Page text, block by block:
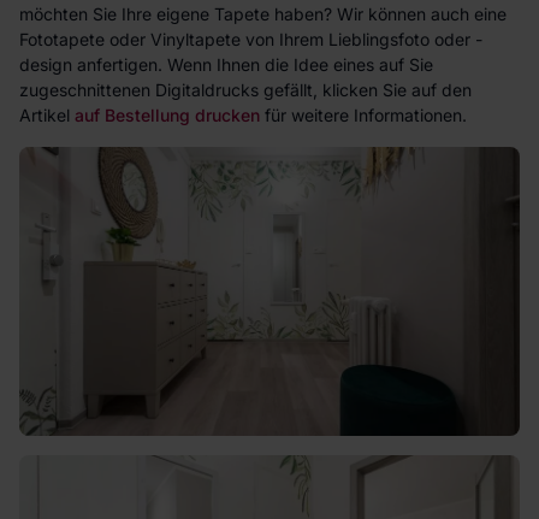
möchten Sie Ihre eigene Tapete haben? Wir können auch eine
Fototapete oder Vinyltapete von Ihrem Lieblingsfoto oder -
design anfertigen. Wenn Ihnen die Idee eines auf Sie
zugeschnittenen Digitaldrucks gefällt, klicken Sie auf den
Artikel auf Bestellung drucken für weitere Informationen.